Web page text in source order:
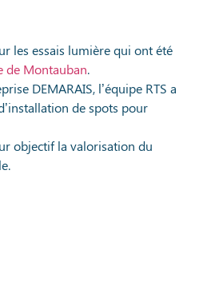
les essais lumière qui ont été
de Montauban.
DEMARAIS, l’équipe RTS a
de spots pour
objectif la valorisation du